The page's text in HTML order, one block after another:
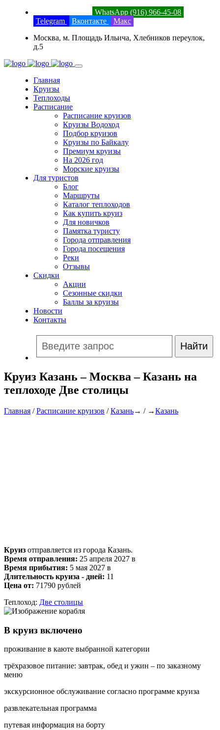
WhatsApp (916) 966-45-08
Telegram
Вконтакте
Макс
Москва, м. Площадь Ильича, Хлебников переулок,
д.5
Главная
Круизы
Теплоходы
Расписание
Расписание круизов
Круизы Водоход
Подбор круизов
Круизы по Байкалу
Премиум круизы
На 2026 год
Морские круизы
Для туристов
Блог
Маршруты
Каталог теплоходов
Как купить круиз
Для новичков
Памятка туристу
Города отправления
Города посещения
Реки
Отзывы
Скидки
Акции
Сезонные скидки
Баллы за круизы
Новости
Контакты
Круиз Казань – Москва – Казань на
теплоходе Две столицы
Главная /Расписание круизов /Казань→ / →Казань
Круиз отправляется из города Казань.
Время отправления: 25 апреля 2027 в
Время прибытия: 5 мая 2027 в
Длительность круиза - дней: 11
Цена от: 71790 рублей
Теплоход: Две столицы
В круиз включено
проживание в каюте выбранной категории
трёхразовое питание: завтрак, обед и ужин – по заказному
меню
экскурсионное обслуживание согласно программе круиза
развлекательная программа
путевая информация на борту